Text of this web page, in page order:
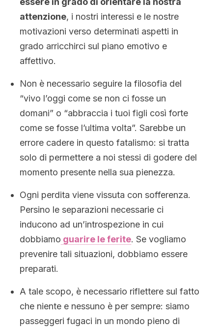
attenzione, i nostri interessi e le nostre
motivazioni verso determinati aspetti in
grado arricchirci sul piano emotivo e
affettivo.
Non è necessario seguire la filosofia del
“vivo l’oggi come se non ci fosse un
domani” o “abbraccia i tuoi figli così forte
come se fosse l’ultima volta”. Sarebbe un
errore cadere in questo fatalismo: si tratta
solo di permettere a noi stessi di godere del
momento presente nella sua pienezza.
Ogni perdita viene vissuta con sofferenza.
Persino le separazioni necessarie ci
inducono ad un’introspezione in cui
dobbiamo guarire le ferite. Se vogliamo
prevenire tali situazioni, dobbiamo essere
preparati.
A tale scopo, è necessario riflettere sul fatto
che niente e nessuno è per sempre: siamo
passeggeri fugaci in un mondo pieno di